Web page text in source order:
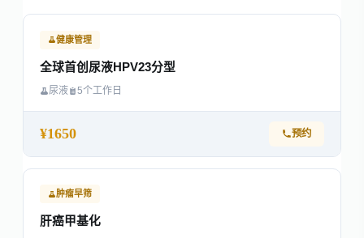
健康管理
全球首创尿液HPV23分型
尿液 5个工作日
¥1650 预约
肿瘤早筛
肝癌甲基化